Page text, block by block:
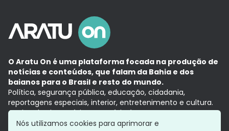
O Aratu On é uma plataforma focada na produção de
notícias e conteúdos, que falam da Bahia e dos
baianos para o Brasil e resto do mundo.
Política, segurança pública, educação, cidadania,
reportagens especiais, interior, entretenimento e cultura.
Aqui, tudo vira notícia e a notícia é no tempo presente,
com a credibilidade do Grupo Aratu.
Nós utilizamos cookies para aprimorar e